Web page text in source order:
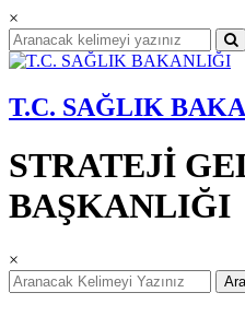
×
T.C. SAĞLIK
STRATEJİ
BAŞKANLIĞI
×
Ara